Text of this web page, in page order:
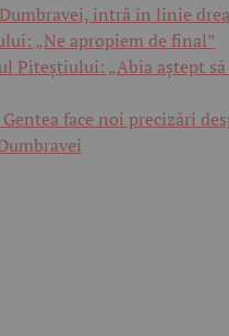
intră în linie
„Ne apropiem de final”
Piteștiului: „Abia aștept să
face noi precizări